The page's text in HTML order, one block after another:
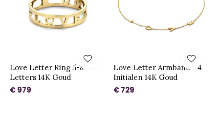
Love Letter Ring 5-8
Letters 14K Goud
€ 979
Love Letter Armband - 4
Initialen 14K Goud
€ 729